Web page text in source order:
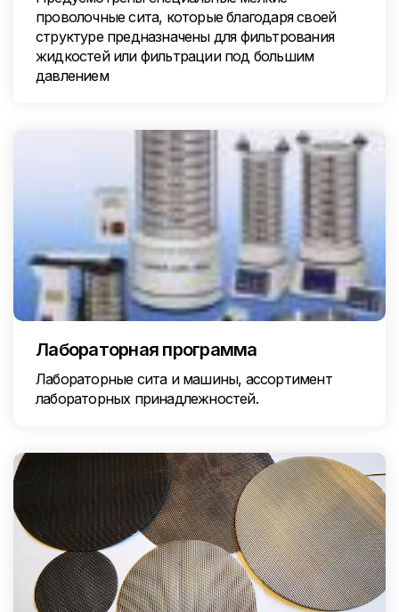
проволочные сита, которые благодаря своей
структуре предназначены для фильтрования
жидкостей или фильтрации под большим
давлением
Лабораторная программа
Лабораторные сита и машины, ассортимент
лабораторных принадлежностей.